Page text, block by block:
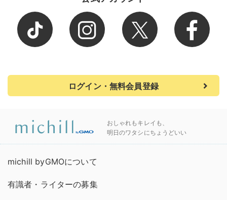
ログイン・無料会員登録
おしゃれもキレイも、
明日のワタシにちょうどいい
michill byGMOについて
有識者・ライターの募集